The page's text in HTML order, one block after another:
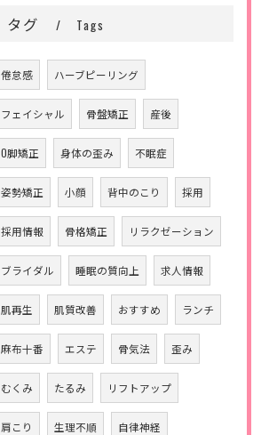
タグ Tags
倦怠感 ハーブピーリング
フェイシャル 骨盤矯正 産後
O脚矯正 身体の歪み 不眠症
姿勢矯正 小顔 背中のこり 採用
採用情報 骨格矯正 リラクゼーション
ブライダル 睡眠の質向上 求人情報
肌再生 肌質改善 おすすめ ランチ
麻布十番 エステ 骨気法 歪み
むくみ たるみ リフトアップ
肩こり 生理不順 自律神経